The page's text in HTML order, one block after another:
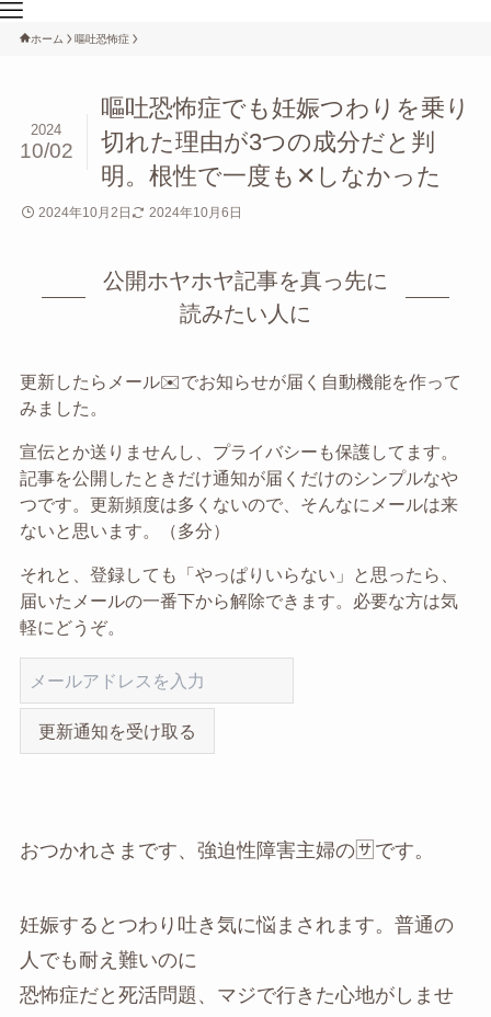
ホーム 嘔吐恐怖症
嘔吐恐怖症でも妊娠つわりを乗り
切れた理由が3つの成分だと判
明。根性で一度も✕しなかった
2024
10/02
2024年10月2日 2024年10月6日
公開ホヤホヤ記事を真っ先に
読みたい人に
更新したらメール✉️でお知らせが届く自動機能を作って
みました。
宣伝とか送りませんし、プライバシーも保護してます。
記事を公開したときだけ通知が届くだけのシンプルなや
つです。更新頻度は多くないので、そんなにメールは来
ないと思います。（多分）
それと、登録しても「やっぱりいらない」と思ったら、
届いたメールの一番下から解除できます。必要な方は気
軽にどうぞ。
更新通知を受け取る
おつかれさまです、強迫性障害主婦の🈂です。
妊娠するとつわり吐き気に悩まされます。普通の
人でも耐え難いのに
恐怖症だと死活問題、マジで行きた心地がしませ